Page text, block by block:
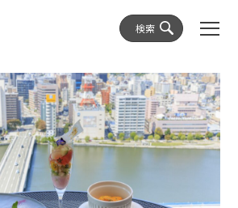
検索